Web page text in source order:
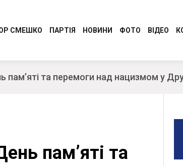
СМЕШКО ПАРТІЯ
Керівництво Консервативно-
Ідеологія
НОВИНИ
Молодіжний Рух
ФОТО ВІДЕО
та перемоги над нацизмом у
пам’яті та